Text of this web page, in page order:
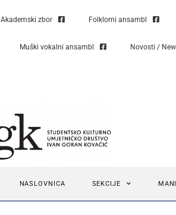
Akademski zbor Folklorni ansambl
Muški vokalni ansambl Novosti /
NASLOVNICA SEKCIJE